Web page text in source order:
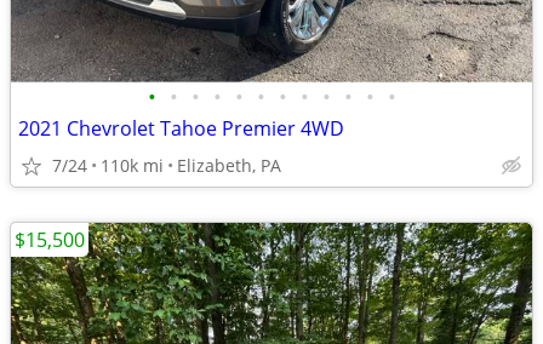
• • • • • • • • • • • •
2021 Chevrolet Tahoe Premier 4WD
7/24 110k mi Elizabeth, PA
$15,500